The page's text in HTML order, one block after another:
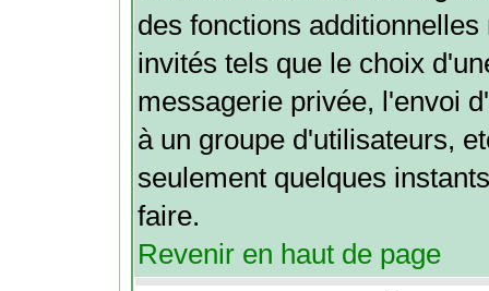
des fonctions
invités tels que le choix
messagerie privée, l'envoi
à un groupe d'utilisateurs,
seulement quelques
faire.
Revenir en haut de page